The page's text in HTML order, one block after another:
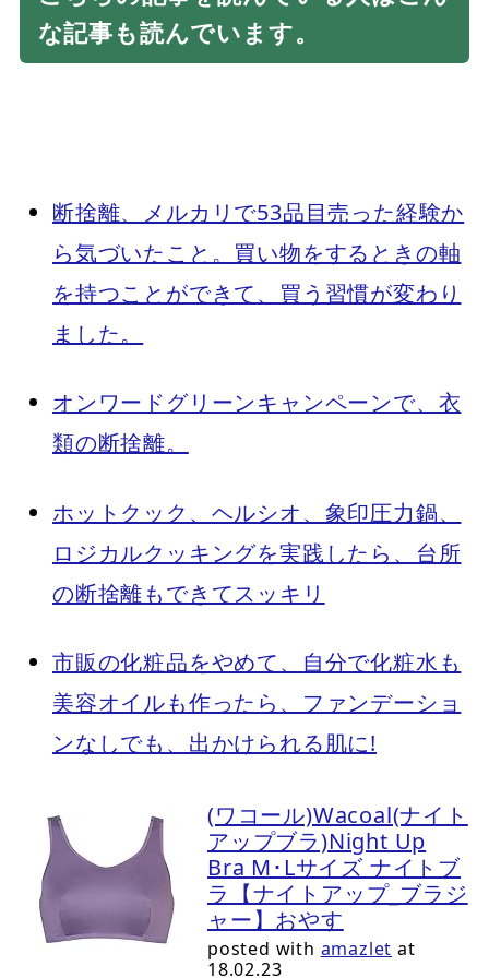
な記事も読んでいます。
断捨離、メルカリで53品目売った経験か
ら気づいたこと。買い物をするときの軸
を持つことができて、買う習慣が変わり
ました。
オンワードグリーンキャンペーンで、衣
類の断捨離。
ホットクック、ヘルシオ、象印圧力鍋、
ロジカルクッキングを実践したら、台所
の断捨離もできてスッキリ
市販の化粧品をやめて、自分で化粧水も
美容オイルも作ったら、ファンデーショ
ンなしでも、出かけられる肌に!
(ワコール)Wacoal(ナイト
アップブラ)Night Up
Bra M･Lサイズ ナイトブ
ラ【ナイトアップ_ブラジ
ャー】おやす
posted with amazlet at
18.02.23